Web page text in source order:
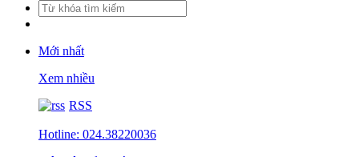
Mới nhất
Xem nhiều
RSS
Hotline: 024.38220036